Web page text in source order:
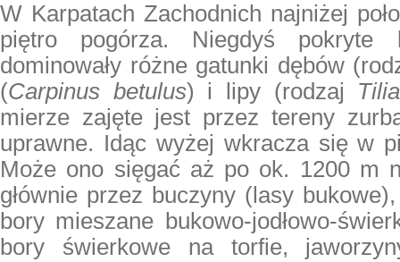
W Karpatach Zachodnich najniżej
piętro pogórza. Niegdyś
dominowały różne gatunki dębów
(Carpinus betulus) i lipy (rodzaj Tilia
mierze zajęte jest przez tereny
uprawne. Idąc wyżej wkracza się w
Może ono sięgać aż po ok. 1200 m
głównie przez buczyny (lasy
bory mieszane bukowo-jodłowo-
bory świerkowe na torfie,